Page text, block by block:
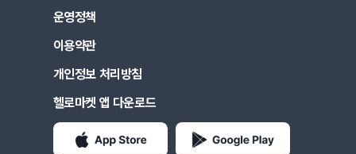
운영정책
이용약관
개인정보 처리방침
헬로마켓 앱 다운로드